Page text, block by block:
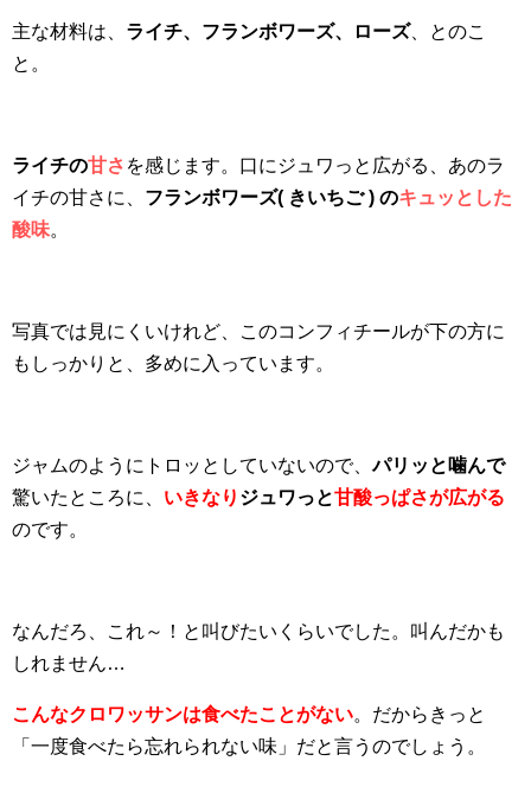
主な材料は、 ライチ、フランボワーズ、ローズ、とのこ
と。
ライチの甘さ を感じます。口にジュワっと広がる、あのラ
イチの甘さに、 フランボワーズ( きいちご ) のキュッとした
酸味。
写真では見にくいけれど、このコンフィチールが下の方に
もしっかりと、多めに入っています。
ジャムのようにトロッとしていないので、パリッと噛んで
驚いたところに、 いきなり ジュワっと甘酸っぱさが広がる
のです。
なんだろ、これ～！と叫びたいくらいでした。叫んだかも
しれません…
こんなクロワッサンは食べたことがない。だからきっと
「一度食べたら忘れられない味」だと言うのでしょう。